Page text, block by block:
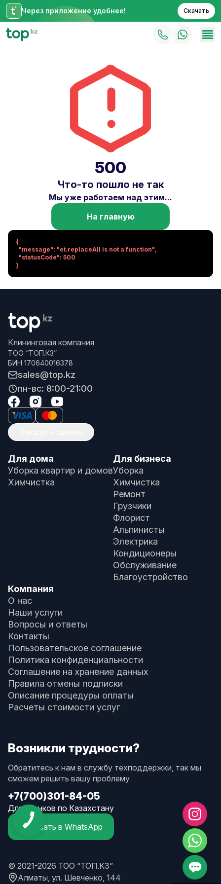
Через приложение удобнее! Скачать
500
Что-то пошло не так
Мы уже работаем над этим...
На главную
{
}
Клининговая компания
ТОО “ТОП.КЗ”
БИН 170640016378
sales@top.kz
пн-вс: 8:00-21:00
Для дома
Уборка квартир и домов
Химчистка
Для бизнеса
Уборка
Химчистка
Ремонт
Грузчики
Флорист
Альпинисты
Электрика
Кондиционеры
Обслуживание
Благоустройство
Компания
О нас
Наши услуги
Вопросы и ответы
Контакты
Пользовательское соглашение
Политика конфиденциальности
Соглашение на хранение данных
Правила отмены подписки
Описание процедуры оплаты
Расчеты стоимости услуг
Возникли трудности?
Обратитесь к нам в службу техподдержки, так мы
сможем решить вашу проблему
+7(700)301-84-05
Для звонков по Казахстану
Написать в WhatsApp
© 2021-2026 ТОО “ТОП.КЗ”
Алматы, ул. Шевченко, 144